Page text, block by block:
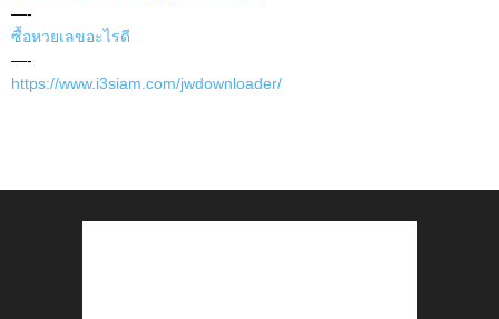
—-
ซื้อหวยเลขอะไรดี
—-
https://www.i3siam.com/jwdownloader/